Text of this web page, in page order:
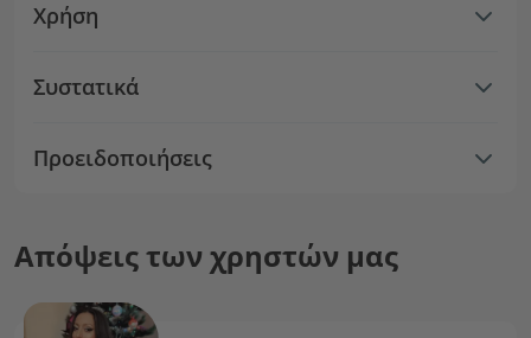
Χρήση
Συστατικά
Προειδοποιήσεις
Απόψεις των χρηστών μας